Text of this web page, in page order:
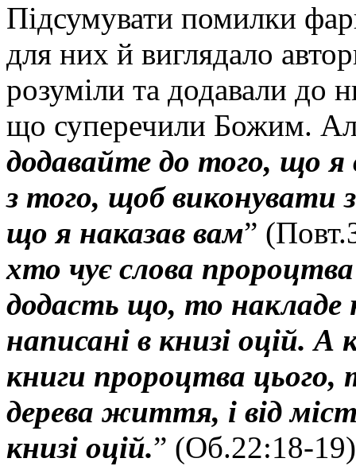
Підсумувати помилки
для них й виглядало
розуміли та додавали до
що суперечили Божим.
додавайте до того, що
з того, щоб виконувати
що я наказав вам”
хто чує слова
додасть що, то накладе
написані в книзі оцій. А
книги пророцтва цього,
дерева життя, і від
книзі оцій.” (Об.22:18-